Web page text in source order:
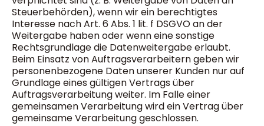
Steuerbehörden), wenn wir ein berechtigtes
Interesse nach Art. 6 Abs. 1 lit. f DSGVO an der
Weitergabe haben oder wenn eine sonstige
Rechtsgrundlage die Datenweitergabe erlaubt.
Beim Einsatz von Auftragsverarbeitern geben wir
personenbezogene Daten unserer Kunden nur auf
Grundlage eines gültigen Vertrags über
Auftragsverarbeitung weiter. Im Falle einer
gemeinsamen Verarbeitung wird ein Vertrag über
gemeinsame Verarbeitung geschlossen.